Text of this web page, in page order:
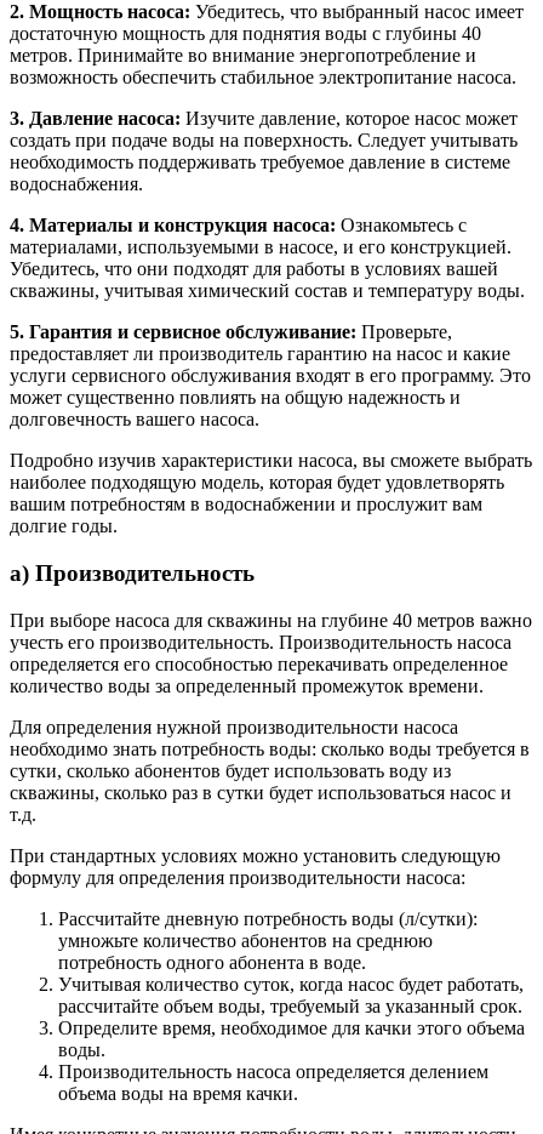
2. Мощность насоса: Убедитесь, что выбранный насос имеет
достаточную мощность для поднятия воды с глубины 40
метров. Принимайте во внимание энергопотребление и
возможность обеспечить стабильное электропитание насоса.
3. Давление насоса: Изучите давление, которое насос может
создать при подаче воды на поверхность. Следует учитывать
необходимость поддерживать требуемое давление в системе
водоснабжения.
4. Материалы и конструкция насоса: Ознакомьтесь с
материалами, используемыми в насосе, и его конструкцией.
Убедитесь, что они подходят для работы в условиях вашей
скважины, учитывая химический состав и температуру воды.
5. Гарантия и сервисное обслуживание: Проверьте,
предоставляет ли производитель гарантию на насос и какие
услуги сервисного обслуживания входят в его программу. Это
может существенно повлиять на общую надежность и
долговечность вашего насоса.
Подробно изучив характеристики насоса, вы сможете выбрать
наиболее подходящую модель, которая будет удовлетворять
вашим потребностям в водоснабжении и прослужит вам
долгие годы.
а) Производительность
При выборе насоса для скважины на глубине 40 метров важно
учесть его производительность. Производительность насоса
определяется его способностью перекачивать определенное
количество воды за определенный промежуток времени.
Для определения нужной производительности насоса
необходимо знать потребность воды: сколько воды требуется в
сутки, сколько абонентов будет использовать воду из
скважины, сколько раз в сутки будет использоваться насос и
т.д.
При стандартных условиях можно установить следующую
формулу для определения производительности насоса:
Рассчитайте дневную потребность воды (л/сутки):
умножьте количество абонентов на среднюю
потребность одного абонента в воде.
Учитывая количество суток, когда насос будет работать,
рассчитайте объем воды, требуемый за указанный срок.
Определите время, необходимое для качки этого объема
воды.
Производительность насоса определяется делением
объема воды на время качки.